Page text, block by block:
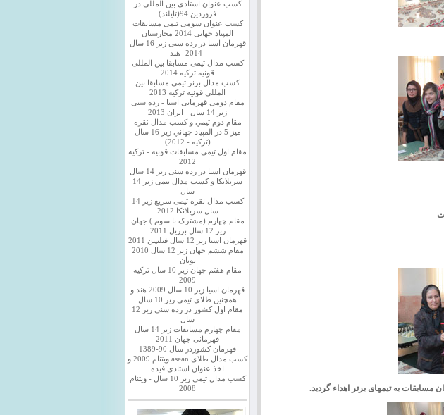
مسابقات به تیمهای برتر اهداء گردید.
کسب عنوان استادی بین المللی در
فروردین 94(تایلند)
کسب عنوان سومی تیمی مسابقات
المپیاد جهانی 2014 مجارستان
قهرمان اسیا در رده سنی زیر 16 سال
-2014- هند
کسب مدال تیمی مسابقا بین المللی
قونیه ترکیه 2014
کسب مدال برنز تیمی مسابقا بین
المللی قونیه ترکیه 2013
مقام دومی قهرمانی اسیا - رده سنی
زیر 14 سال - ایران 2013
مقام دوم تيمي و كسب مدال نقره
ميز 5 در المپياد جهاني زير 16 سال
(تركيه - 2012)
مقام اول تیمی مسابقات قونیه - ترکیه
2012
قهرمان اسیا در رده سنی زیر 14 سال
سريلانكا و کسب مدال تیمی زیر 14
سال
کسب مدال نقره تیمی سریع زیر 14
سال سریلانکا 2012
مقام چهارم (مشترک با سوم ) جهان
زیر 12 سال برزیل 2011
قهرمان اسيا زير 12 سال فیلیپین 2011
مقام ششم جهان زیر 12 سال 2010
یونان
مقام هفتم جهان زیر 10 سال ترکیه
2009
قهرمان اسيا زیر 10 سال 2009 هند و
همچنین طلای تیمی زیر 10 سال
مقام اول كشور در رده سني زير 12
سال
مقام چهارم مسابقات زیر 14 سال
قهرمانی جهان 2011
قهرمان کشوردر سال 90-1389
کسب مدال طلای asean ویتنام 2009 و
اخذ عنوان استادی فیده
کسب مدال تیمی زیر 10 سال - ویتنام
2008